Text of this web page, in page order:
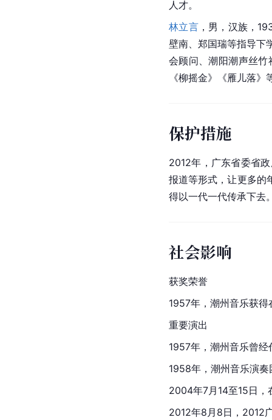
人才。
林立言，男，汉族，
壁南、郑国瑞等指导下
会顾问、潮阳潮声丝
《柳摇金》《雁儿落》
保护措施
2012年，广东省委省
报道等形式，让更多的
得以一代一代传承下去
社会影响
获奖荣誉
1957年，潮州音乐获
重要演出
1957年，潮州音乐曾
1958年，潮州音乐演奏
2004年7月14至15日，
2012年8月8日，2012